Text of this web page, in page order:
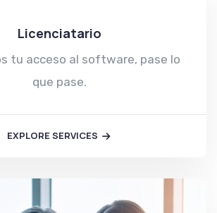
Licenciatario
tu acceso al software, pase lo
que pase.
EXPLORE SERVICES